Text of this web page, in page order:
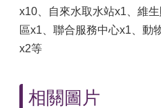
x10、自來水取水站x1、維
區x1、聯合服務中心x1、動
x2等
相關圖片